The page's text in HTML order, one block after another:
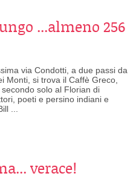
...almeno 256
via Condotti, a due passi da
Monti, si trova il Caffè Greco,
solo al Florian di
poeti e persino indiani e
...
verace!